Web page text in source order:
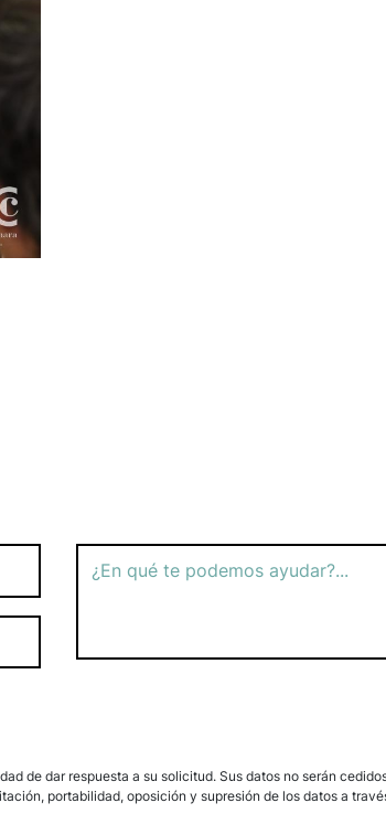
de dar respuesta a su solicitud. Sus datos no serán
portabilidad, oposición y supresión de los datos a